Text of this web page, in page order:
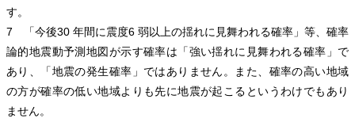
す。
7 「今後30 年間に震度6 弱以上の揺れに見舞われる確率」等、確率
論的地震動予測地図が示す確率は「強い揺れに見舞われる確率」で
あり、「地震の発生確率」ではありません。また、確率の高い地域
の方が確率の低い地域よりも先に地震が起こるというわけでもあり
ません。